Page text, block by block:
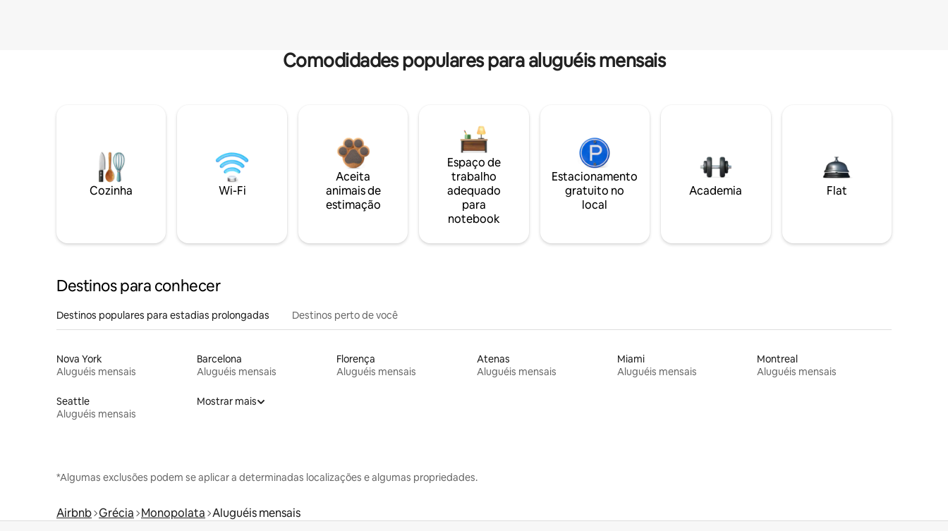
Comodidades populares para aluguéis mensais
Cozinha Wi-Fi
Aceita
animais de
estimação
Espaço de
trabalho
adequado
para
notebook
Estacionamento
gratuito no
local
Academia Flat
Destinos para conhecer
Destinos populares para estadias prolongadas Destinos perto de você
Nova York
Aluguéis mensais
Barcelona
Aluguéis mensais
Florença
Aluguéis mensais
Atenas
Aluguéis mensais
Miami
Aluguéis mensais
Montreal
Aluguéis mensais
Seattle
Aluguéis mensais
Mostrar mais
*Algumas exclusões podem se aplicar a determinadas localizações e algumas propriedades.
Airbnb Grécia Monopolata Aluguéis mensais